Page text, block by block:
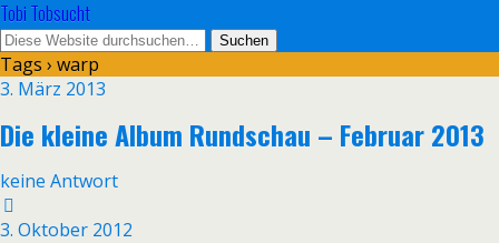
Tobi Tobsucht
Tags › warp
3. März 2013
Die kleine Album Rundschau – Februar 2013
keine Antwort
3. Oktober 2012